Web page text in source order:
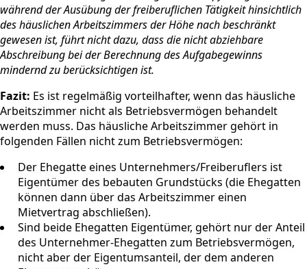
während der Ausübung der freiberuflichen Tätigkeit hinsichtlich
des häuslichen Arbeitszimmers der Höhe nach beschränkt
gewesen ist, führt nicht dazu, dass die nicht abziehbare
Abschreibung bei der Berechnung des Aufgabegewinns
mindernd zu berücksichtigen ist.
Fazit: Es ist regelmäßig vorteilhafter, wenn das häusliche
Arbeitszimmer nicht als Betriebsvermögen behandelt
werden muss. Das häusliche Arbeitszimmer gehört in
folgenden Fällen nicht zum Betriebsvermögen:
Der Ehegatte eines Unternehmers/Freiberuflers ist
Eigentümer des bebauten Grundstücks (die Ehegatten
können dann über das Arbeitszimmer einen
Mietvertrag abschließen).
Sind beide Ehegatten Eigentümer, gehört nur der Anteil
des Unternehmer-Ehegatten zum Betriebsvermögen,
nicht aber der Eigentumsanteil, der dem anderen